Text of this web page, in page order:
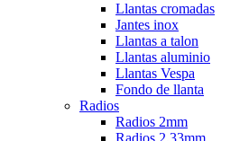
Llantas cromadas
Jantes inox
Llantas a talon
Llantas aluminio
Llantas Vespa
Fondo de llanta
Radios
Radios 2mm